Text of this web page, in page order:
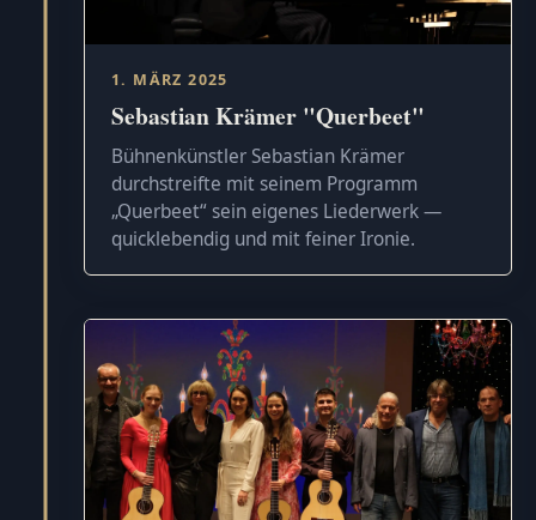
1. MÄRZ 2025
Sebastian Krämer "Querbeet"
Bühnenkünstler Sebastian Krämer
durchstreifte mit seinem Programm
„Querbeet“ sein eigenes Liederwerk —
quicklebendig und mit feiner Ironie.